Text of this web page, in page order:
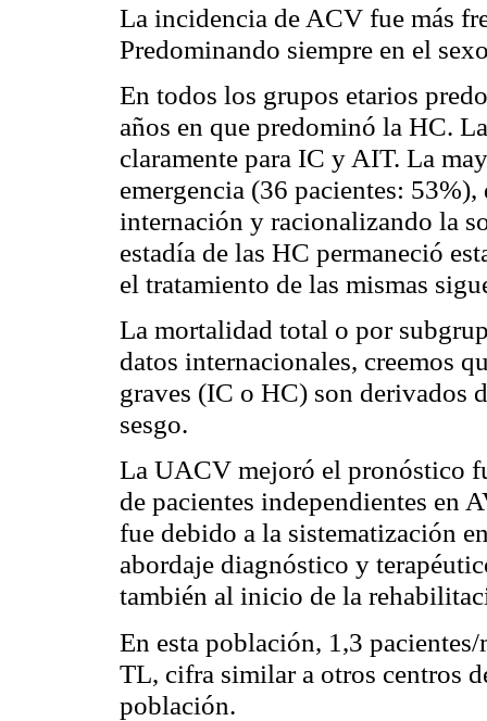
La incidencia de ACV fue más
Predominando siempre en el
En todos los grupos etarios
años en que predominó la HC.
claramente para IC y AIT. La
emergencia (36 pacientes:
internación y racionalizando la
estadía de las HC permaneció
el tratamiento de las mismas
La mortalidad total o por
datos internacionales, creemos
graves (IC o HC) son derivados
sesgo.
La UACV mejoró el pronóstico
de pacientes independientes en
fue debido a la sistematización
abordaje diagnóstico y
también al inicio de la
En esta población, 1,3
TL, cifra similar a otros centros
población.